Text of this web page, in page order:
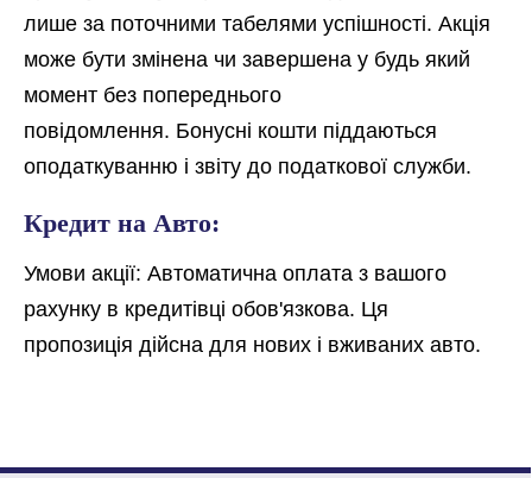
лише за поточними табелями успішності. Акція
може бути змінена чи завершена у будь який
момент без попереднього
повідомлення. Бонусні кошти піддаються
оподаткуванню і звіту до податкової служби.
Кредит на Авто:
Умови акцiї: Автоматична оплата з вашого
рахунку в кредитiвцi обов'язкова. Ця
пропозиція дiйсна для нових i вживаних авто.